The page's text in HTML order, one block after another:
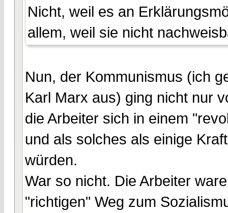
Nicht, weil es an
allem, weil sie nicht
Nun, der Kommunismus (ich
Karl Marx aus) ging nicht nur
die Arbeiter sich in einem
und als solches als einige
würden.
War so nicht. Die Arbeiter
"richtigen" Weg zum